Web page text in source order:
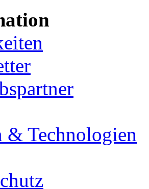
& Technologien